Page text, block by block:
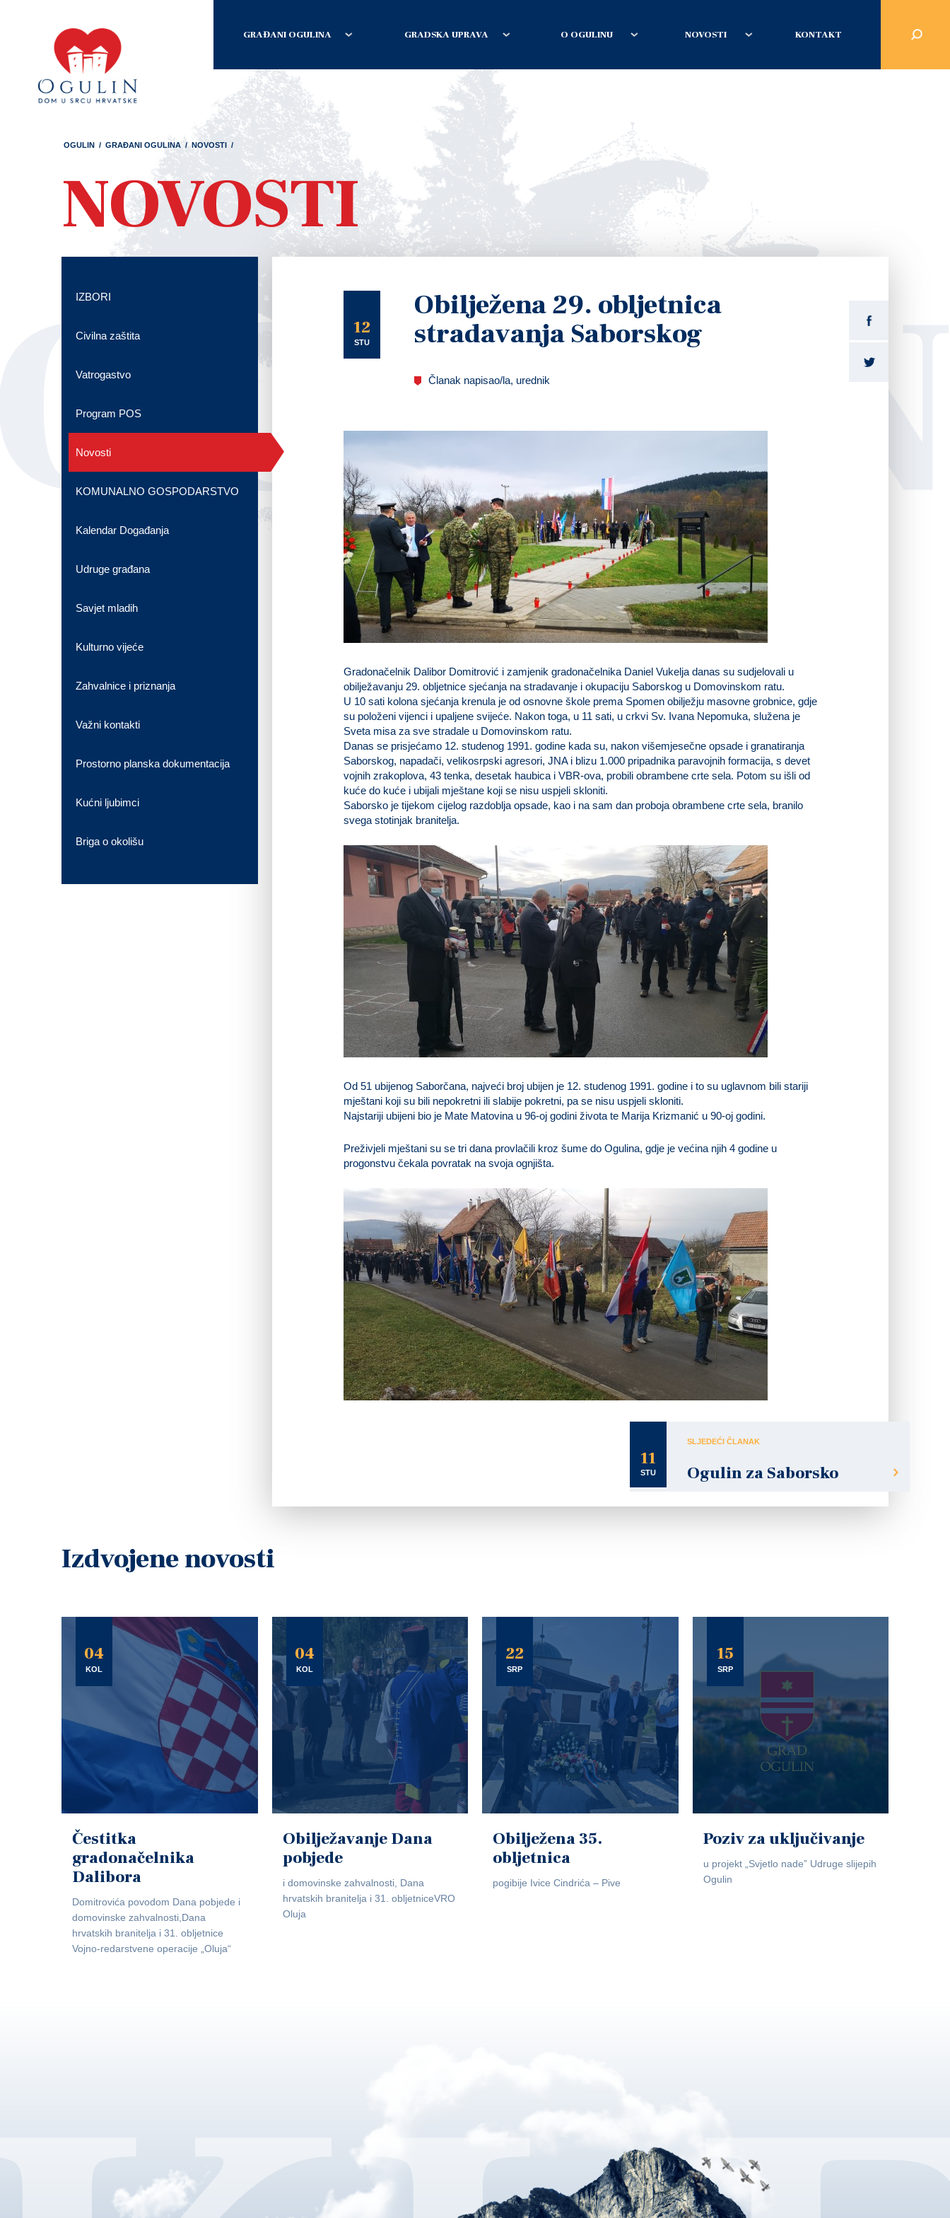
GRAĐANI OGULINA GRADSKA UPRAVA O OGULINU NOVOSTI KONTAKT
OGULIN / GRAĐANI OGULINA / NOVOSTI /
NOVOSTI
12
STU
Obilježena 29. obljetnica
stradavanja Saborskog
Članak napisao/la, urednik
Gradonačelnik Dalibor Domitrović i zamjenik gradonačelnika Daniel Vukelja danas su sudjelovali u
obilježavanju 29. obljetnice sjećanja na stradavanje i okupaciju Saborskog u Domovinskom ratu.
U 10 sati kolona sjećanja krenula je od osnovne škole prema Spomen obilježju masovne grobnice, gdje
su položeni vijenci i upaljene svijeće. Nakon toga, u 11 sati, u crkvi Sv. Ivana Nepomuka, služena je
Sveta misa za sve stradale u Domovinskom ratu.
Danas se prisjećamo 12. studenog 1991. godine kada su, nakon višemjesečne opsade i granatiranja
Saborskog, napadači, velikosrpski agresori, JNA i blizu 1.000 pripadnika paravojnih formacija, s devet
vojnih zrakoplova, 43 tenka, desetak haubica i VBR-ova, probili obrambene crte sela. Potom su išli od
kuće do kuće i ubijali mještane koji se nisu uspjeli skloniti.
Saborsko je tijekom cijelog razdoblja opsade, kao i na sam dan proboja obrambene crte sela, branilo
svega stotinjak branitelja.
Od 51 ubijenog Saborčana, najveći broj ubijen je 12. studenog 1991. godine i to su uglavnom bili stariji
mještani koji su bili nepokretni ili slabije pokretni, pa se nisu uspjeli skloniti.
Najstariji ubijeni bio je Mate Matovina u 96-oj godini života te Marija Krizmanić u 90-oj godini.
Preživjeli mještani su se tri dana provlačili kroz šume do Ogulina, gdje je većina njih 4 godine u
progonstvu čekala povratak na svoja ognjišta.
11
STU
SLJEDEĆI ČLANAK
Ogulin za Saborsko
IZBORI
Civilna zaštita
Vatrogastvo
Program POS
Novosti
KOMUNALNO GOSPODARSTVO
Kalendar Događanja
Udruge građana
Savjet mladih
Kulturno vijeće
Zahvalnice i priznanja
Važni kontakti
Prostorno planska dokumentacija
Kućni ljubimci
Briga o okolišu
Izdvojene novosti
04
KOL
Čestitka
gradonačelnika
Dalibora
Domitrovića povodom Dana pobjede i
domovinske zahvalnosti,Dana
hrvatskih branitelja i 31. obljetnice
Vojno-redarstvene operacije „Oluja“
04
KOL
Obilježavanje Dana
pobjede
i domovinske zahvalnosti, Dana
hrvatskih branitelja i 31. obljetniceVRO
Oluja
22
SRP
Obilježena 35.
obljetnica
pogibije Ivice Cindrića – Pive
15
SRP
Poziv za uključivanje
u projekt „Svjetlo nade” Udruge slijepih
Ogulin